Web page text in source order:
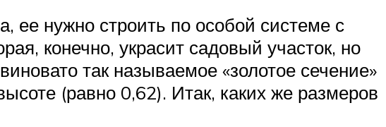
нужно строить по особой системе с
конечно, украсит садовый участок, но
так называемое «золотое сечение»
(равно 0,62). Итак, каких же размеров